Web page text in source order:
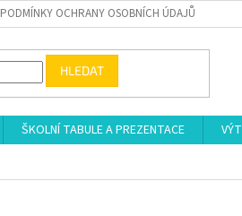
PODMÍNKY OCHRANY OSOBNÍCH ÚDAJŮ
HLEDAT
ŠKOLNÍ TABULE A PREZENTACE